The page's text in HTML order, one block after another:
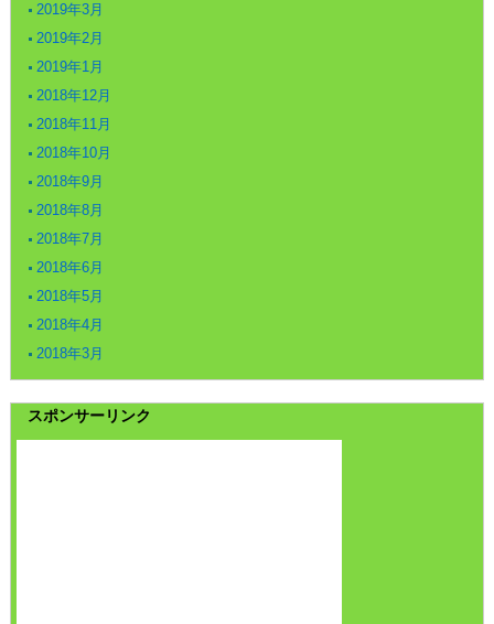
2019年3月
2019年2月
2019年1月
2018年12月
2018年11月
2018年10月
2018年9月
2018年8月
2018年7月
2018年6月
2018年5月
2018年4月
2018年3月
スポンサーリンク